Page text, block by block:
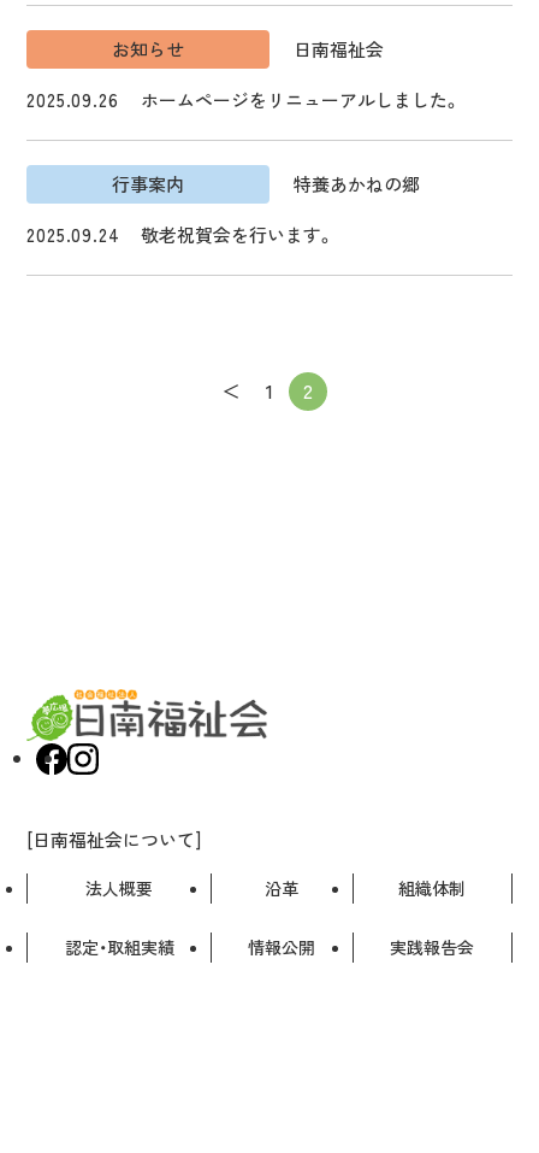
広報誌
日南福祉会について
お知らせ
2025.09.26
日南福祉会
ホームページをリニューアルしました。
行事案内
2025.09.24
特養あかねの郷
敬老祝賀会を行います。
投
送
＜ 1 2
[日南福祉会について]
法人概要 沿革 組織体制
認定・取組実績 情報公開 実践報告会